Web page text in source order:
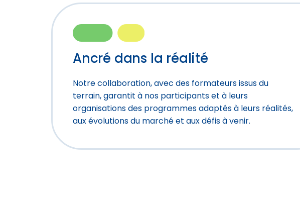
Ancré dans la réalité
Notre collaboration, avec des formateurs issus du
terrain, garantit à nos participants et à leurs
organisations des programmes adaptés à leurs réalités,
aux évolutions du marché et aux défis à venir.